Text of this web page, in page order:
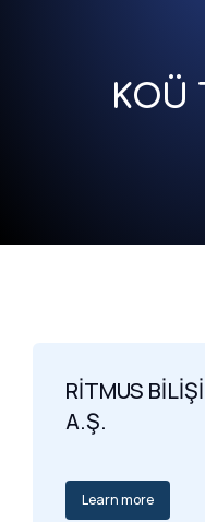
KOÜ
RİTMUS
A.Ş.
Learn more